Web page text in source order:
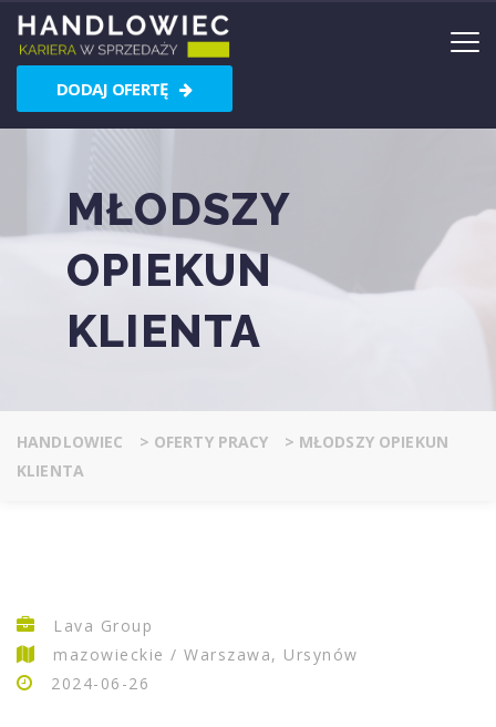
DODAJ OFERTĘ
MŁODSZY
OPIEKUN
KLIENTA
HANDLOWIEC > OFERTY PRACY > MŁODSZY OPIEKUN
KLIENTA
Lava Group
mazowieckie / Warszawa, Ursynów
2024-06-26